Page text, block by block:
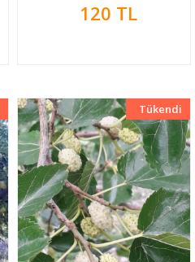
120 TL
Yeni
Tükendi